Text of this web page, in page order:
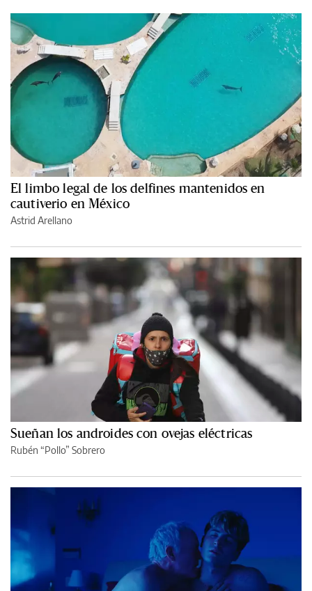
El limbo legal de los delfines mantenidos en
cautiverio en México
Astrid Arellano
Sueñan los androides con ovejas eléctricas
Rubén “Pollo” Sobrero